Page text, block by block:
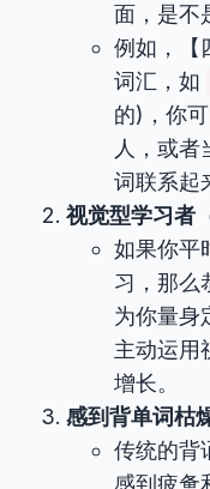
面，是不
例如，【
词汇，如
的)，你
人，或者
词联系起
视觉型学习者
如果你平
习，那么
为你量身
主动运用
增长。
感到背单词枯
传统的背
感到疲惫